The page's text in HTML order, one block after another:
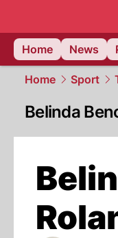
Home
News
Home Sport
Belinda